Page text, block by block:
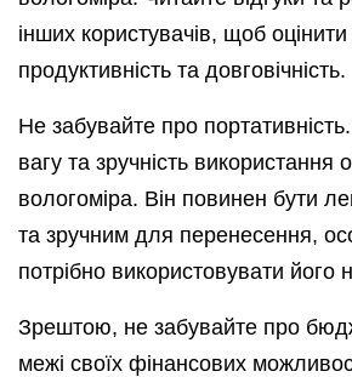
інших користувачів, щоб
продуктивність та довговічність.
Не забувайте про
вагу та зручність використання
вологоміра. Він повинен бути
та зручним для перенесення,
потрібно використовувати його
Зрештою, не забувайте про
межі своїх фінансових